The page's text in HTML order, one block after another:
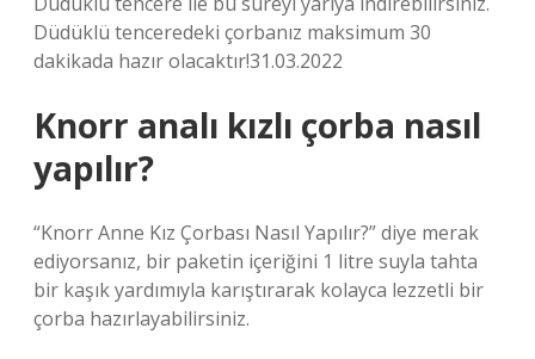
Düdüklü tenceredeki çorbanız maksimum 30
dakikada hazır olacaktır!31.03.2022
Knorr analı kızlı çorba nasıl
yapılır?
“Knorr Anne Kız Çorbası Nasıl Yapılır?” diye merak
ediyorsanız, bir paketin içeriğini 1 litre suyla tahta
bir kaşık yardımıyla karıştırarak kolayca lezzetli bir
çorba hazırlayabilirsiniz.